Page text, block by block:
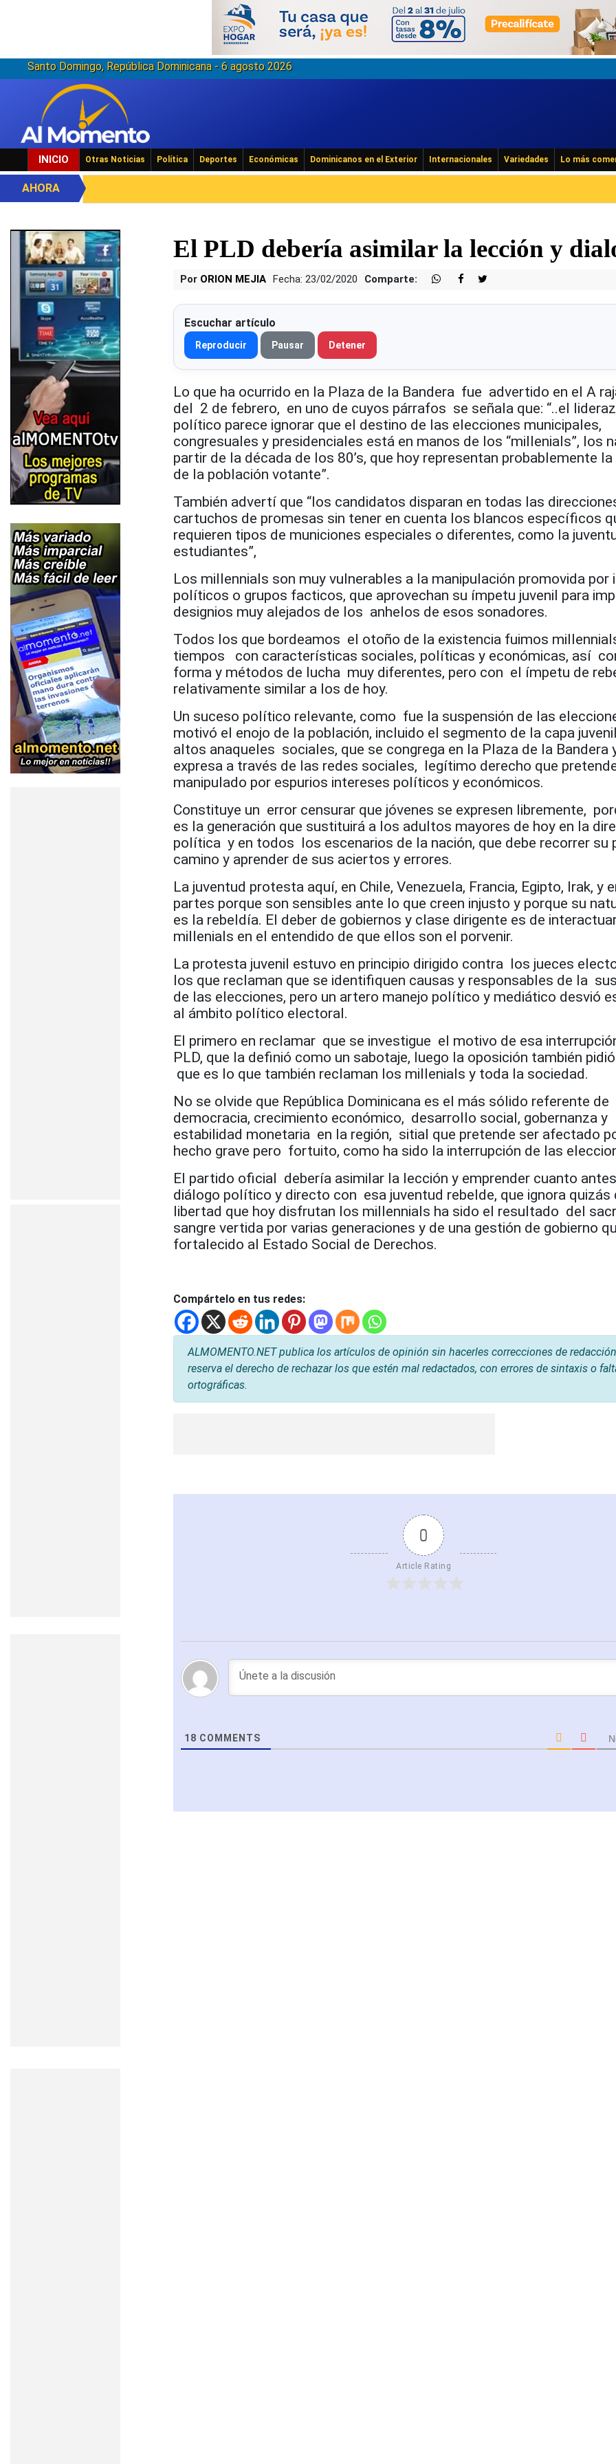
Santo Domingo, República Dominicana - 6 agosto 2026
INICIO Otras Noticias Política Deportes Económicas Dominicanos en el Exterior Internacionales Variedades Lo más
AHORA
El PLD debería asimilar la lección y
Por ORION MEJIA Fecha: 23/02/2020 Comparte:
Escuchar artículo
Reproducir Pausar Detener
Lo que ha ocurrido en la Plaza de la Bandera fue advertido en el A
del 2 de febrero, en uno de cuyos párrafos se señala que: “..el
político parece ignorar que el destino de las elecciones municipales,
congresuales y presidenciales está en manos de los “millenials”, los
partir de la década de los 80’s, que hoy representan probablemente
de la población votante”.
También advertí que “los candidatos disparan en todas las
cartuchos de promesas sin tener en cuenta los blancos específicos
requieren tipos de municiones especiales o diferentes, como la
estudiantes”,
Los millennials son muy vulnerables a la manipulación promovida por
políticos o grupos facticos, que aprovechan su ímpetu juvenil para
designios muy alejados de los anhelos de esos sonadores.
Todos los que bordeamos el otoño de la existencia fuimos
tiempos con características sociales, políticas y económicas, así
forma y métodos de lucha muy diferentes, pero con el ímpetu de
relativamente similar a los de hoy.
Un suceso político relevante, como fue la suspensión de las
motivó el enojo de la población, incluido el segmento de la capa
altos anaqueles sociales, que se congrega en la Plaza de la Bandera
expresa a través de las redes sociales, legítimo derecho que
manipulado por espurios intereses políticos y económicos.
Constituye un error censurar que jóvenes se expresen libremente,
es la generación que sustituirá a los adultos mayores de hoy en la
política y en todos los escenarios de la nación, que debe recorrer su
camino y aprender de sus aciertos y errores.
La juventud protesta aquí, en Chile, Venezuela, Francia, Egipto, Irak, y
partes porque son sensibles ante lo que creen injusto y porque su
es la rebeldía. El deber de gobiernos y clase dirigente es de
millenials en el entendido de que ellos son el porvenir.
La protesta juvenil estuvo en principio dirigido contra los jueces
los que reclaman que se identifiquen causas y responsables de la
de las elecciones, pero un artero manejo político y mediático desvió
al ámbito político electoral.
El primero en reclamar que se investigue el motivo de esa
PLD, que la definió como un sabotaje, luego la oposición también pidió
que es lo que también reclaman los millenials y toda la sociedad.
No se olvide que República Dominicana es el más sólido referente de
democracia, crecimiento económico, desarrollo social, gobernanza y
estabilidad monetaria en la región, sitial que pretende ser afectado
hecho grave pero fortuito, como ha sido la interrupción de las
El partido oficial debería asimilar la lección y emprender cuanto
diálogo político y directo con esa juventud rebelde, que ignora quizás
libertad que hoy disfrutan los millennials ha sido el resultado del
sangre vertida por varias generaciones y de una gestión de gobierno
fortalecido al Estado Social de Derechos.
Compártelo en tus redes:
ALMOMENTO.NET publica los artículos de opinión sin hacerles correcciones de
reserva el derecho de rechazar los que estén mal redactados, con errores de sintaxis o
ortográficas.
0
Article Rating
18 COMMENTS